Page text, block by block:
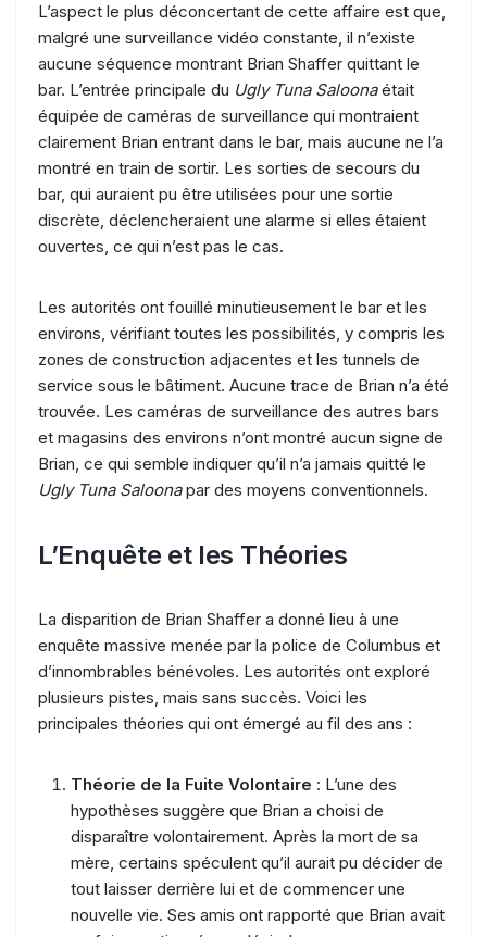
L’aspect le plus déconcertant de cette affaire est que,
malgré une surveillance vidéo constante, il n’existe
aucune séquence montrant Brian Shaffer quittant le
bar. L’entrée principale du Ugly Tuna Saloonaétait
équipée de caméras de surveillance qui montraient
clairement Brian entrant dans le bar, mais aucune ne l’a
montré en train de sortir. Les sorties de secours du
bar, qui auraient pu être utilisées pour une sortie
discrète, déclencheraient une alarme si elles étaient
ouvertes, ce qui n’est pas le cas.
Les autorités ont fouillé minutieusement le bar et les
environs, vérifiant toutes les possibilités, y compris les
zones de construction adjacentes et les tunnels de
service sous le bâtiment. Aucune trace de Brian n’a été
trouvée. Les caméras de surveillance des autres bars
et magasins des environs n’ont montré aucun signe de
Brian, ce qui semble indiquer qu’il n’a jamais quitté le
Ugly Tuna Saloonapar des moyens conventionnels.
L’Enquête et les Théories
La disparition de Brian Shaffer a donné lieu à une
enquête massive menée par la police de Columbus et
d’innombrables bénévoles. Les autorités ont exploré
plusieurs pistes, mais sans succès. Voici les
principales théories qui ont émergé au fil des ans :
Théorie de la Fuite Volontaire : L’une des
hypothèses suggère que Brian a choisi de
disparaître volontairement. Après la mort de sa
mère, certains spéculent qu’il aurait pu décider de
tout laisser derrière lui et de commencer une
nouvelle vie. Ses amis ont rapporté que Brian avait